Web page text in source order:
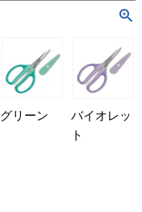
グリーン
バイオレッ
ト